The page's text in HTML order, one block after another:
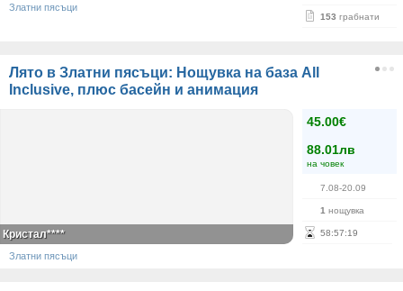
153 грабнати
Златни пясъци
Лято в Златни пясъци: Нощувка на база All
Inclusive, плюс басейн и анимация
45.00€
88.01лв
на човек
7.08-20.09
1 нощувка
58:57:19
Кристал****
Златни пясъци